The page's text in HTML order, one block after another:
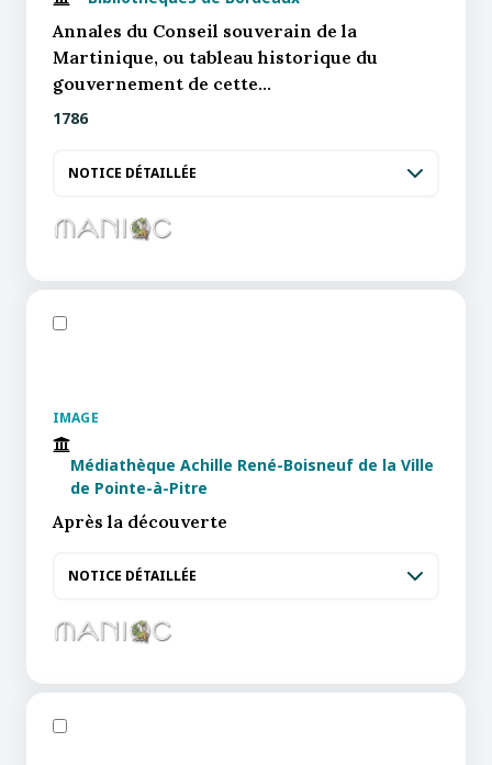
Annales du Conseil souverain de la
Martinique, ou tableau historique du
gouvernement de cette…
1786
NOTICE DÉTAILLÉE
IMAGE
Médiathèque Achille René-Boisneuf de la Ville
de Pointe-à-Pitre
Après la découverte
NOTICE DÉTAILLÉE